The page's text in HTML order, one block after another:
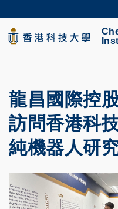
to
main
content
UNIVERSITY NEWS
LIFE@HKUST
龍昌國際控
訪問香港科
純機器人研